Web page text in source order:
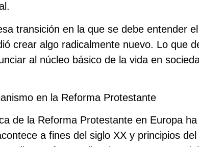
transición en la que se debe entender
crear algo radicalmente nuevo. Lo que
al núcleo básico de la vida en
en la Reforma Protestante
de la Reforma Protestante en Europa
a fines del siglo XX y principios